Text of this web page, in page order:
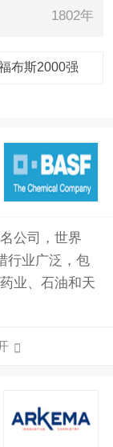
1802年
布斯2000强
公司，世界
行业广泛，包
业、石油和天
3